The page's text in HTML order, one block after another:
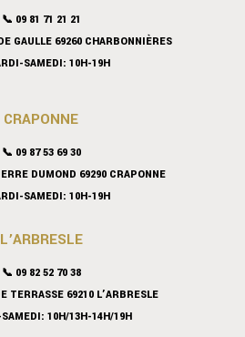
📞 09 81 71 21 21
GAULLE 69260 CHARBONNIÈRES
SAMEDI: 10H-19H
CRAPONNE
📞 09 87 53 69 30
DUMOND 69290 CRAPONNE
SAMEDI: 10H-19H
L’ARBRESLE
📞 09 82 52 70 38
TERRASSE 69210 L’ARBRESLE
10H/13H-14H/19H